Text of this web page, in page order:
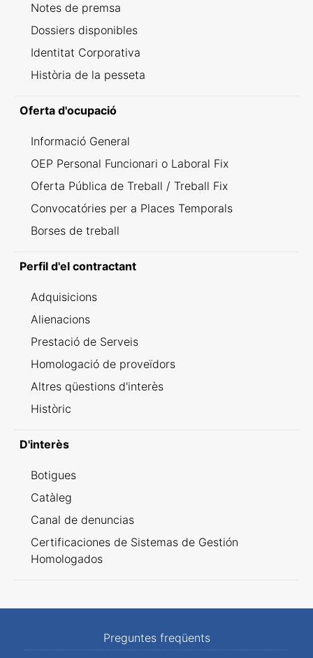
Notes de premsa
Dossiers disponibles
Identitat Corporativa
Història de la pesseta
Oferta d'ocupació
Informació General
OEP Personal Funcionari o Laboral Fix
Oferta Pública de Treball / Treball Fix
Convocatóries per a Places Temporals
Borses de treball
Perfil d'el contractant
Adquisicions
Alienacions
Prestació de Serveis
Homologació de proveïdors
Altres qüestions d'interès
Històric
D'interès
Botigues
Catàleg
Canal de denuncias
Certificaciones de Sistemas de Gestión
Homologados
Preguntes freqüents